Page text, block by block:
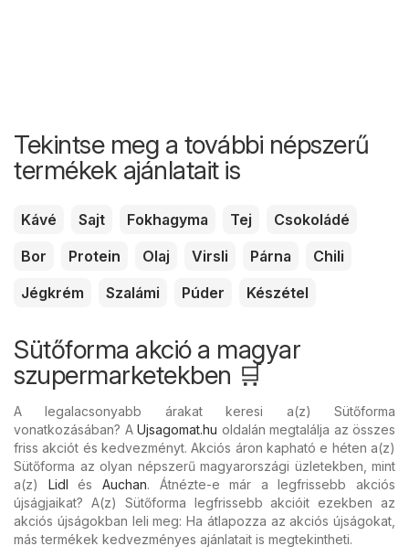
Tekintse meg a további népszerű
termékek ajánlatait is
Kávé Sajt Fokhagyma Tej
Csokoládé
Bor
Protein Olaj Virsli Párna
Chili
Jégkrém
Szalámi Púder Készétel
Sütőforma akció a magyar
szupermarketekben 🛒
A legalacsonyabb árakat keresi a(z) Sütőforma
vonatkozásában? A Ujsagomat.hu oldalán megtalálja az összes
friss akciót és kedvezményt. Akciós áron kapható e héten a(z)
Sütőforma az olyan népszerű magyarországi üzletekben, mint
a(z) Lidl és Auchan. Átnézte-e már a legfrissebb akciós
újságjaikat? A(z) Sütőforma legfrissebb akcióit ezekben az
akciós újságokban leli meg: Ha átlapozza az akciós újságokat,
más termékek kedvezményes ajánlatait is megtekintheti.